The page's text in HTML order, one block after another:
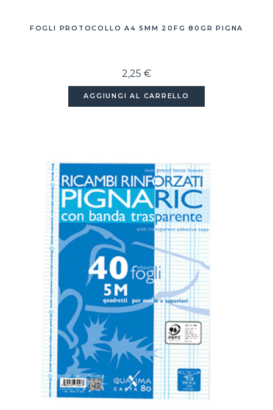
FOGLI PROTOCOLLO A4 5MM 20FG 80GR PIGNA
2,25 €
AGGIUNGI AL CARRELLO